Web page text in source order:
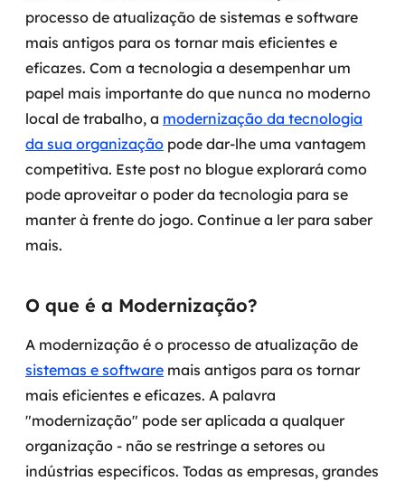
Governança de dados
Modernização de aplicações
Desenvolvimento web e mobile
Modernização tecnológica
Arquitetura de soluções
Migração para Cloud
UX / UI design
Sustentar operações com eficiência
Sustentação de aplicações
SRE / DevOps
processo de atualização de sistemas e software
mais antigos para os tornar mais eficientes e
eficazes. Com a tecnologia a desempenhar um
papel mais importante do que nunca no moderno
local de trabalho, a modernização da tecnologia
da sua organização pode dar-lhe uma vantagem
competitiva. Este post no blogue explorará como
pode aproveitar o poder da tecnologia para se
manter à frente do jogo. Continue a ler para saber
mais.
O que é a Modernização?
A modernização é o processo de atualização de
sistemas e software mais antigos para os tornar
mais eficientes e eficazes. A palavra
"modernização" pode ser aplicada a qualquer
organização - não se restringe a setores ou
indústrias específicos. Todas as empresas, grandes